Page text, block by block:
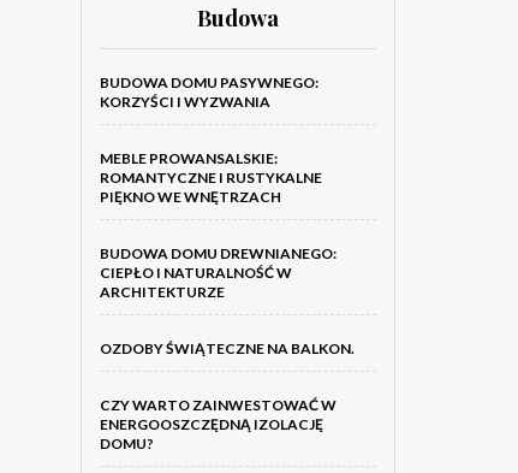
Budowa
BUDOWA DOMU PASYWNEGO:
KORZYŚCI I WYZWANIA
MEBLE PROWANSALSKIE:
ROMANTYCZNE I RUSTYKALNE
PIĘKNO WE WNĘTRZACH
BUDOWA DOMU DREWNIANEGO:
CIEPŁO I NATURALNOŚĆ W
ARCHITEKTURZE
OZDOBY ŚWIĄTECZNE NA BALKON.
CZY WARTO ZAINWESTOWAĆ W
ENERGOOSZCZĘDNĄ IZOLACJĘ
DOMU?